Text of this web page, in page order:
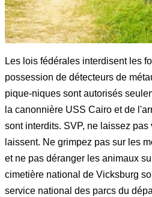
Les lois fédérales interdisent les
possession de détecteurs de
pique-niques sont autorisés
la canonnière USS Cairo et de
sont interdits. SVP, ne laissez
laissent. Ne grimpez pas sur les
et ne pas déranger les animaux
cimetière national de Vicksburg
service national des parcs du